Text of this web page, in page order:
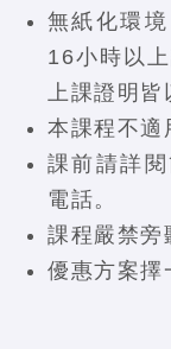
無紙化環
16小時以
上課證明皆
本課程不適
課前請詳
電話。
課程嚴禁旁
優惠方案擇